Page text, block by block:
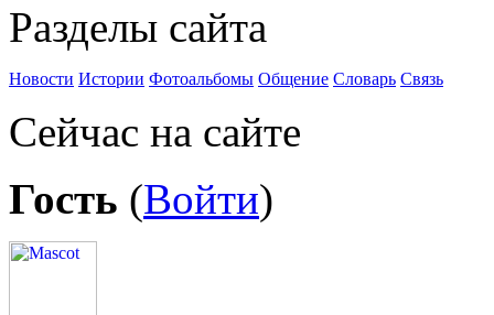
Разделы сайта
Новости Истории Фотоальбомы Общение Словарь Связь
Сейчас на сайте
Гость (Войти)